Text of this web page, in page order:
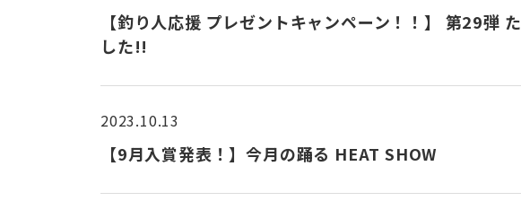
【釣り人応援 プレゼントキャンペーン！！】 第29弾
した!!
2023.10.13
【9月入賞発表！】今月の踊る HEAT SHOW